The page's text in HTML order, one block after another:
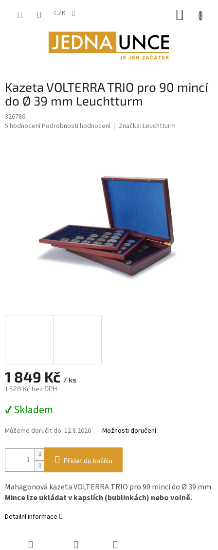
CZK
Kazeta VOLTERRA TRIO pro 90 mincí
do Ø 39 mm Leuchtturm
326786
Průměrné
5 hodnoceníPodrobnosti hodnocení Značka: Leuchtturm
1 849 Kč / ks
1 528 Kč bez DPH
cena:
✔ Skladem
Můžeme doručit do: 12.8.2026 Možnosti doručení
Přidat do košíku
Mahagonová kazeta VOLTERRA TRIO pro 90 mincí do Ø 39 mm.
Mince lze ukládat v kapslích (bublinkách) nebo volně.
Detailní informace